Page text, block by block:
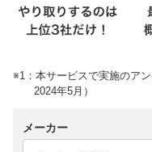
※1：本サービスで実施のア
2024年5月）
メーカー